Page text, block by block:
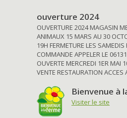
ouverture 2024
OUVERTURE 2024 MAGASIN
ANIMAUX 15 MARS AU 30
19H FERMETURE LES
COMMANDE APPELER LE
OUVERTE MERCREDI 1ER MAI
VENTE RESTAURATION ACCES
Bienvenue à
Visiter le site